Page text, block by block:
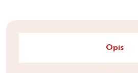
Opis